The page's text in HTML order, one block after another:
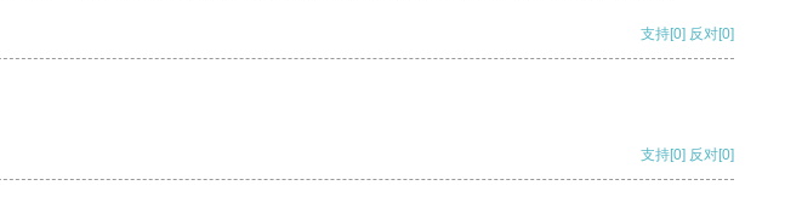
支持[0] 反对[0]
支持[0] 反对[0]